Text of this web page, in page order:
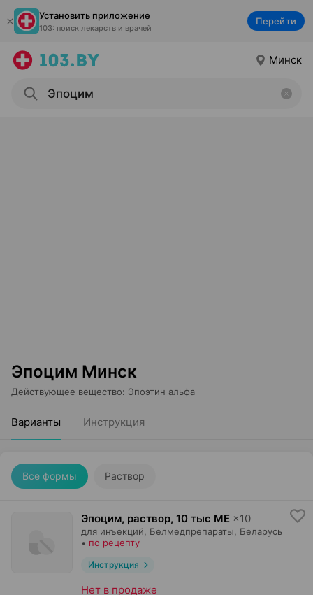
Установить приложение
103: поиск лекарств и врачей
Перейти
Минск
Эпоцим Минск
Действующее вещество: Эпоэтин альфа
Варианты Инструкция
Все формы Раствор
Эпоцим, раствор, 10 тыс МЕ ×10
для инъекций, Белмедпрепараты , Беларусь
• по рецепту
Инструкция
Нет в продаже